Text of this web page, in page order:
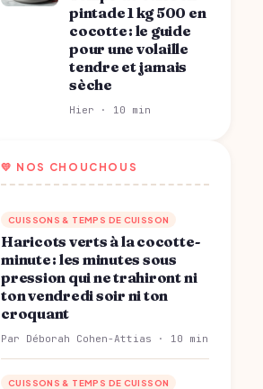
pintade 1 kg 500 en
cocotte : le guide
pour une volaille
tendre et jamais
sèche
Hier · 10 min
💛 NOS CHOUCHOUS
CUISSONS & TEMPS DE CUISSON
Haricots verts à la cocotte-
minute : les minutes sous
pression qui ne trahiront ni
ton vendredi soir ni ton
croquant
Par Déborah Cohen-Attias · 10 min
CUISSONS & TEMPS DE CUISSON